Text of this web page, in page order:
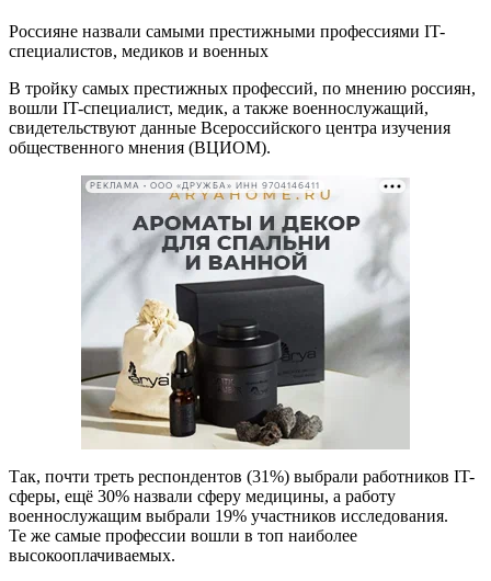
Россияне назвали самыми престижными профессиями IT-
специалистов, медиков и военных
В тройку самых престижных профессий, по мнению россиян,
вошли IT-специалист, медик, а также военнослужащий,
свидетельствуют данные Всероссийского центра изучения
общественного мнения (ВЦИОМ).
РЕКЛАМА • ООО «ДРУЖБА» ИНН 9704146411
Так, почти треть респондентов (31%) выбрали работников IT-
сферы, ещё 30% назвали сферу медицины, а работу
военнослужащим выбрали 19% участников исследования.
Те же самые профессии вошли в топ наиболее
высокооплачиваемых.